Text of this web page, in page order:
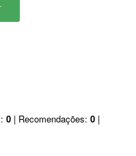
0 | Recomendações: 0 |